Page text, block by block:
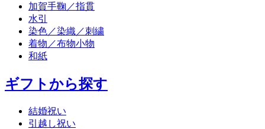
加賀手鞠／指貫
水引
染色／染織／刺繍
着物／布物小物
和紙
ギフトから探す
結婚祝い
引越し祝い